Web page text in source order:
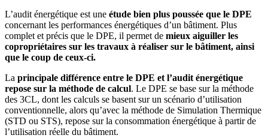
L’audit énergétique est une étude bien plus poussée que le DPE
concernant les performances énergétiques d’un bâtiment. Plus
complet et précis que le DPE, il permet de mieux aiguiller les
copropriétaires sur les travaux à réaliser sur le bâtiment, ainsi
que le coup de ceux-ci.
La principale différence entre le DPE et l’audit énergétique
repose sur la méthode de calcul. Le DPE se base sur la méthode
des 3CL, dont les calculs se basent sur un scénario d’utilisation
conventionnelle, alors qu’avec la méthode de Simulation Thermique
(STD ou STS), repose sur la consommation énergétique à partir de
l’utilisation réelle du bâtiment.